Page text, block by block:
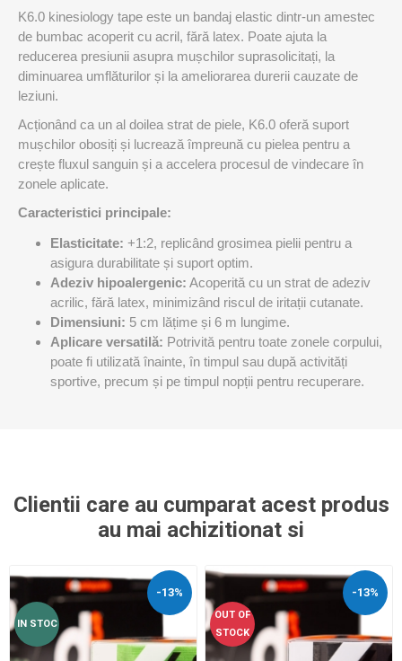
K6.0 kinesiology tape este un bandaj elastic dintr-un amestec
de bumbac acoperit cu acril, fără latex. Poate ajuta la
reducerea presiunii asupra mușchilor suprasolicitați, la
diminuarea umflăturilor și la ameliorarea durerii cauzate de
leziuni.
Acționând ca un al doilea strat de piele, K6.0 oferă suport
mușchilor obosiți și lucrează împreună cu pielea pentru a
crește fluxul sanguin și a accelera procesul de vindecare în
zonele aplicate.
Caracteristici principale:
Elasticitate: +1:2, replicând grosimea pielii pentru a
asigura durabilitate și suport optim.
Adeziv hipoalergenic: Acoperită cu un strat de adeziv
acrilic, fără latex, minimizând riscul de iritații cutanate.
Dimensiuni: 5 cm lățime și 6 m lungime.
Aplicare versatilă: Potrivită pentru toate zonele corpului,
poate fi utilizată înainte, în timpul sau după activități
sportive, precum și pe timpul nopții pentru recuperare.
Clientii care au cumparat acest produs
au mai achizitionat si
-13%
IN STOC
-13%
OUT OF
STOCK